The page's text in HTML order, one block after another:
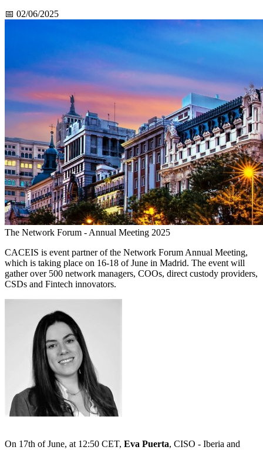
📅 02/06/2025
The Network Forum - Annual Meeting 2025
CACEIS is event partner of the Network Forum Annual Meeting,
which is taking place on 16-18 of June in Madrid. The event will
gather over 500 network managers, COOs, direct custody providers,
CSDs and Fintech innovators.
On 17th of June, at 12:50 CET, Eva Puerta, CISO - Iberia and